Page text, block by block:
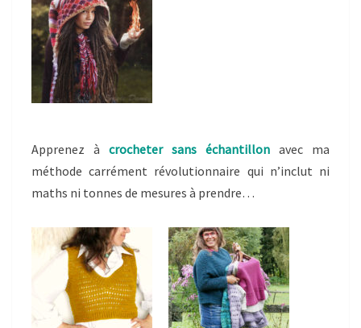
Apprenez à crocheter sans échantillon avec ma
méthode carrément révolutionnaire qui n’inclut ni
maths ni tonnes de mesures à prendre…